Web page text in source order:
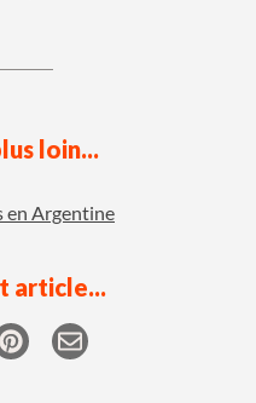
loin...
en Argentine
article...